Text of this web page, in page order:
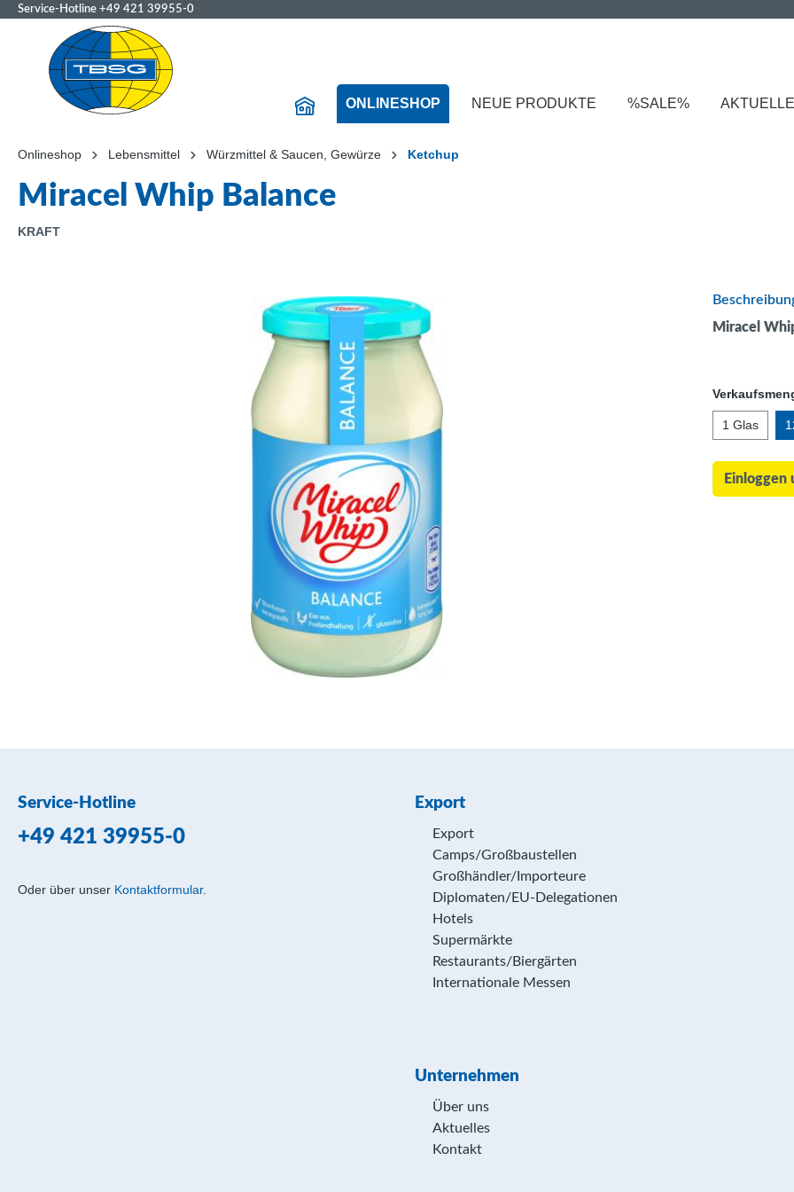
Service-Hotline +49 421 39955-0
ONLINESHOP NEUE PRODUKTE %SALE%
Onlineshop Lebensmittel Würzmittel & Saucen, Gewürze Ketchup
Miracel Whip Balance
KRAFT
Miracel
1 Glas
Einloggen
Service-Hotline
+49 421 39955-0
Oder über unser Kontaktformular.
Export
Export
Camps/Großbaustellen
Großhändler/Importeure
Diplomaten/EU-Delegationen
Hotels
Supermärkte
Restaurants/Biergärten
Internationale Messen
Unternehmen
Über uns
Aktuelles
Kontakt